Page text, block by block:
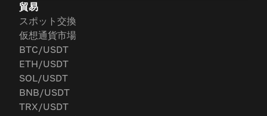
貿易
スポット交換
仮想通貨市場
BTC/USDT
ETH/USDT
SOL/USDT
BNB/USDT
TRX/USDT